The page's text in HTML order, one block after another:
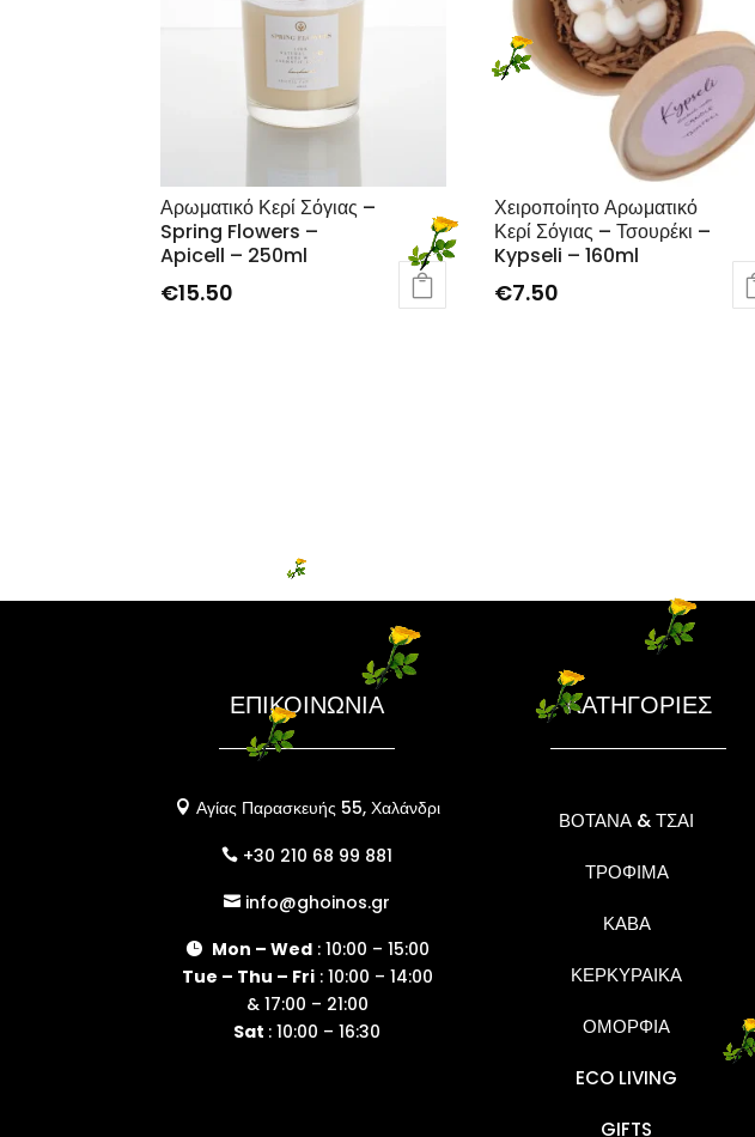
Αρωματικό Κερί Σόγιας –
Spring Flowers –
Apicell – 250ml
€15.50
Χειροποίητο Αρωματικό
Κερί Σόγιας – Τσουρέκι –
Kypseli – 160ml
€7.50
ΕΠΙΚΟΙΝΩΝΙΑ
 Αγίας Παρασκευής 55, Χαλάνδρι
 +30 210 68 99 881
 info@ghoinos.gr
 Mon – Wed: 10:00 – 15:00
Tue – Thu – Fri: 10:00 – 14:00
& 17:00 – 21:00
Sat : 10:00 – 16:30
ΚΑΤΗΓΟΡΙΕΣ
ΒΟΤΑΝΑ & ΤΣΑΙ
ΤΡΟΦΙΜΑ
ΚΑΒΑ
ΚΕΡΚΥΡΑΙΚΑ
ΟΜΟΡΦΙΑ
ECO LIVING
GIFTS